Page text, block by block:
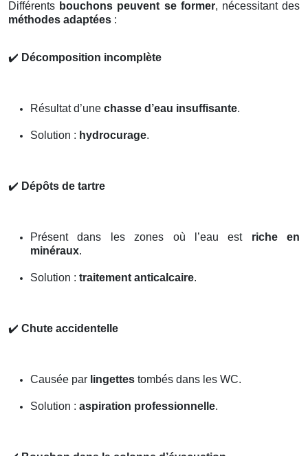
Différents bouchons peuvent se former, nécessitant des
méthodes adaptées :
✔️ Décomposition incomplète
Résultat d’une chasse d’eau insuffisante.
Solution : hydrocurage.
✔️ Dépôts de tartre
Présent dans les zones où l’eau est riche en
minéraux.
Solution : traitement anticalcaire.
✔️ Chute accidentelle
Causée par lingettes tombés dans les WC.
Solution : aspiration professionnelle.